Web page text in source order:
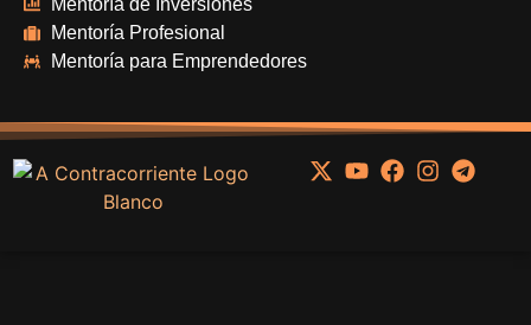
Mentoría de Inversiones
Mentoría Profesional
Mentoría para Emprendedores